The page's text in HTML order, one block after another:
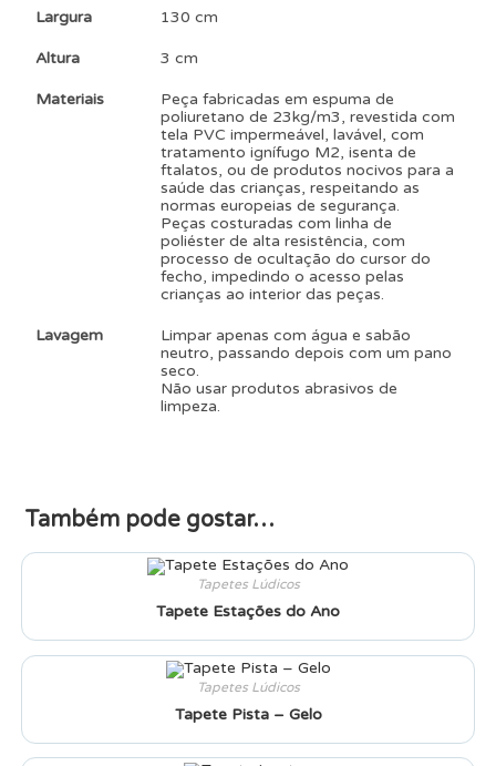
Largura 130 cm
Altura 3 cm
Materiais
Peça fabricadas em espuma de
poliuretano de 23kg/m3, revestida com
tela PVC impermeável, lavável, com
tratamento ignífugo M2, isenta de
ftalatos, ou de produtos nocivos para a
saúde das crianças, respeitando as
normas europeias de segurança.
Peças costuradas com linha de
poliéster de alta resistência, com
processo de ocultação do cursor do
fecho, impedindo o acesso pelas
crianças ao interior das peças.
Lavagem
Limpar apenas com água e sabão
neutro, passando depois com um pano
seco.
Não usar produtos abrasivos de
limpeza.
Também pode gostar…
Tapetes Lúdicos
Tapete Estações do Ano
Tapetes Lúdicos
Tapete Pista – Gelo